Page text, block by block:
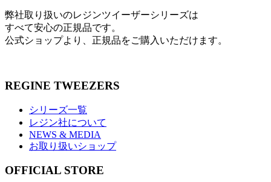
弊社取り扱いのレジンツイーザーシリーズは
すべて安心の正規品です。
公式ショップより、正規品をご購入いただけます。
REGINE TWEEZERS
シリーズ一覧
レジン社について
NEWS & MEDIA
お取り扱いショップ
OFFICIAL STORE